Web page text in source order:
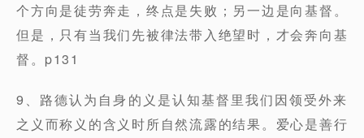
个方向是徒劳奔走，终点是失败；另一边是向基督。
但是，只有当我们先被律法带入绝望时，才会奔向基
督。p131
9、路德认为自身的义是认知基督里我们因领受外来
之义而称义的含义时所自然流露的结果。爱心是善行